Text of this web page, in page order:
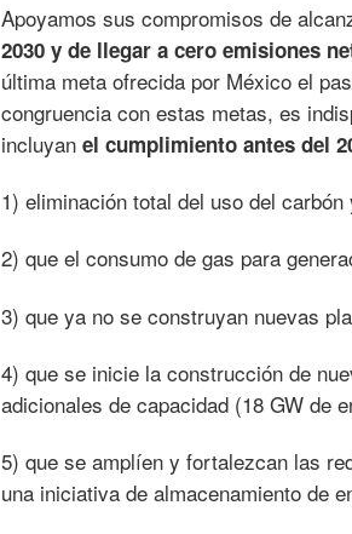
Apoyamos sus compromisos de
2030 y de llegar a cero emisiones
última meta ofrecida por México el
congruencia con estas metas, es
incluyan el cumplimiento antes del
1) eliminación total del uso del
2) que el consumo de gas para
3) que ya no se construyan nuevas
4) que se inicie la construcción de
adicionales de capacidad (18 GW de
5) que se amplíen y fortalezcan las
una iniciativa de almacenamiento de